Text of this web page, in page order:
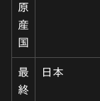
原
産
国
最
終
日本